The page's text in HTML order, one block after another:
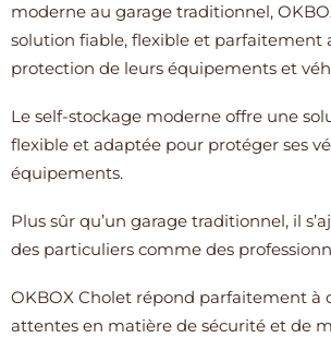
moderne au garage traditionnel,
solution fiable, flexible et parfaitement
protection de leurs équipements et
Le self-stockage moderne offre une
flexible et adaptée pour protéger ses
équipements.
Plus sûr qu’un garage traditionnel, il
des particuliers comme des
OKBOX Cholet répond parfaitement à
attentes en matière de sécurité et de